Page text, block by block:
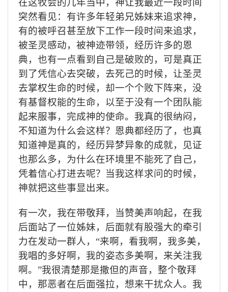
在这牧会的几年当中，神让我最近一段时间
突然看见：有许多年轻弟兄姊妹来追求神，
有的被呼召甚至放下工作一段时间来追求，
被圣灵感动，被神迹带领，经历许多的恩
典，也有一点看到自己是破败的，可是真正
到了凭信心去突破，去死己的时候，让圣灵
去掌权生命的时候，却一个个败下阵来，没
有基督权能的生命，以至于没有一个团队能
起来服事，完成神的使命。我真的很纳闷，
不知道为什么会这样？恩典都经历了，也真
知道神是真的，经历异梦异象的成就，见证
也那么多，为什么在环境里不能死了自己，
凭着信心打进去呢？当我这样求问的时候，
神就把这些事显出来。
有一次，我在带敬拜，当赞美声响起，在我
后面站了一位姊妹，后面就有股强大的牵引
力在发动一群人，“来啊，看我啊，我多美，
我唱的多好啊，我的姿态多美啊，来关注我
啊。”我很清楚那是撒但的声音，整个敬拜
中，那恶者在后面强拉，想来干扰众人。我